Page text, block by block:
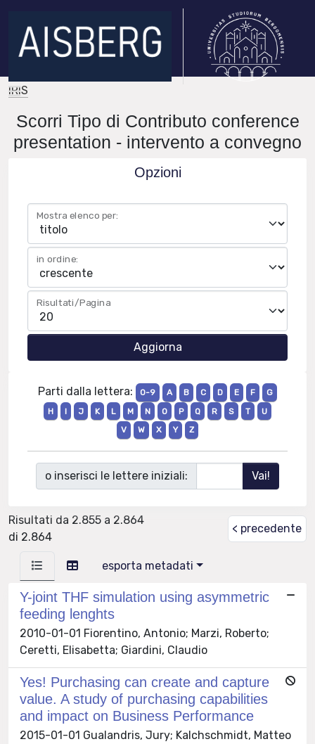
IRIS
Scorri Tipo di Contributo conference
presentation - intervento a convegno
Opzioni
Mostra elenco per:
in ordine:
Risultati/Pagina
Parti dalla lettera: 0-9 A B C D E F
G
H
I J K L M N O P Q R S T
U
V
W X Y Z
o inserisci le lettere iniziali:
Risultati da 2.855 a 2.864
di 2.864
< precedente
esporta metadati
Y-joint THF simulation using asymmetric
feeding lenghts
2010-01-01 Fiorentino, Antonio; Marzi, Roberto;
Ceretti, Elisabetta; Giardini, Claudio
Yes! Purchasing can create and capture
value. A study of purchasing capabilities
and impact on Business Performance
2015-01-01 Gualandris, Jury; Kalchschmidt, Matteo